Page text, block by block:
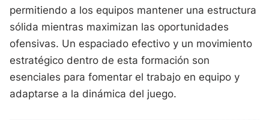
permitiendo a los equipos mantener una estructura
sólida mientras maximizan las oportunidades
ofensivas. Un espaciado efectivo y un movimiento
estratégico dentro de esta formación son
esenciales para fomentar el trabajo en equipo y
adaptarse a la dinámica del juego.